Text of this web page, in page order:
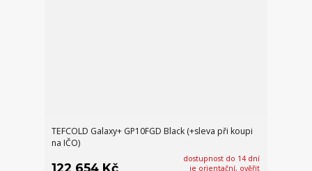
TEFCOLD Galaxy+ GP10FGD Black (+sleva při koupi
na IČO)
122 654 Kč
dostupnost do 14 dní
je orientační, ověřit